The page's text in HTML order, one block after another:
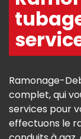
Ramonage-
complet, qui
services pour
effectuons le